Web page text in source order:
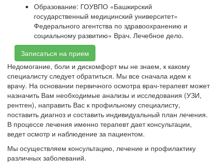
Образование: ГОУВПО «Башкирский
государственный медицинский университет»
Федерального агентства по здравоохранению и
социальному развитию» Врач. Лечебное дело.
Записаться на прием
Недомогание, боли и дискомфорт мы не знаем, к какому
специалисту следует обратиться. Мы все сначала идем к
врачу. На основании первичного осмотра врач-терапевт может
назначить Вам необходимые анализы и исследования (УЗИ,
рентген), направить Вас к профильному специалисту,
поставить диагноз и составить индивидуальный план лечения.
В процессе лечения именно терапевт дает консультации,
ведет осмотр и наблюдение за пациентом.
Мы осуществляем консультацию, лечение и профилактику
различных заболеваний.